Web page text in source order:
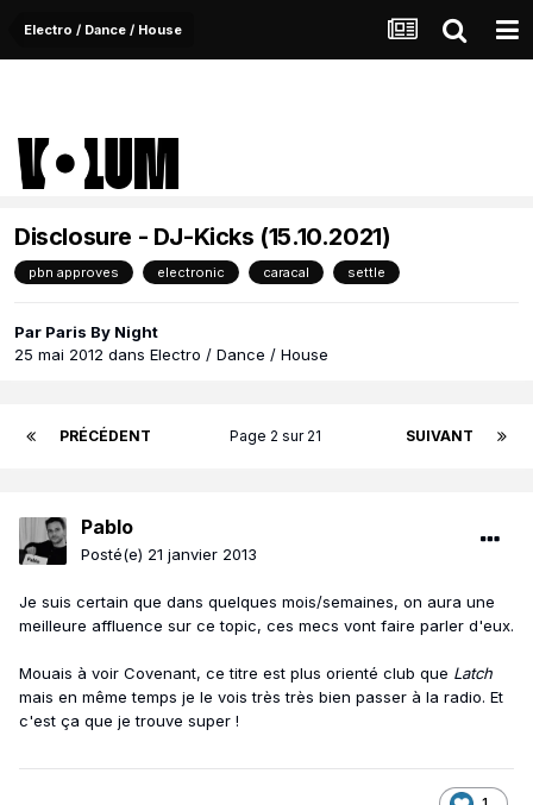
Electro / Dance / House
Disclosure - DJ-Kicks (15.10.2021)
pbn approves electronic caracal settle
Par Paris By Night
25 mai 2012 dans Electro / Dance / House
PRÉCÉDENT SUIVANT
Page 2 sur 21
Pablo
Posté(e) 21 janvier 2013
Je suis certain que dans quelques mois/semaines, on aura une
meilleure affluence sur ce topic, ces mecs vont faire parler d'eux.
Mouais à voir Covenant, ce titre est plus orienté club que Latch
mais en même temps je le vois très très bien passer à la radio. Et
c'est ça que je trouve super !